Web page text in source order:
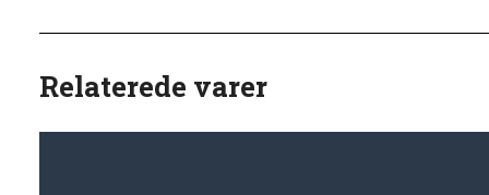
Relaterede varer